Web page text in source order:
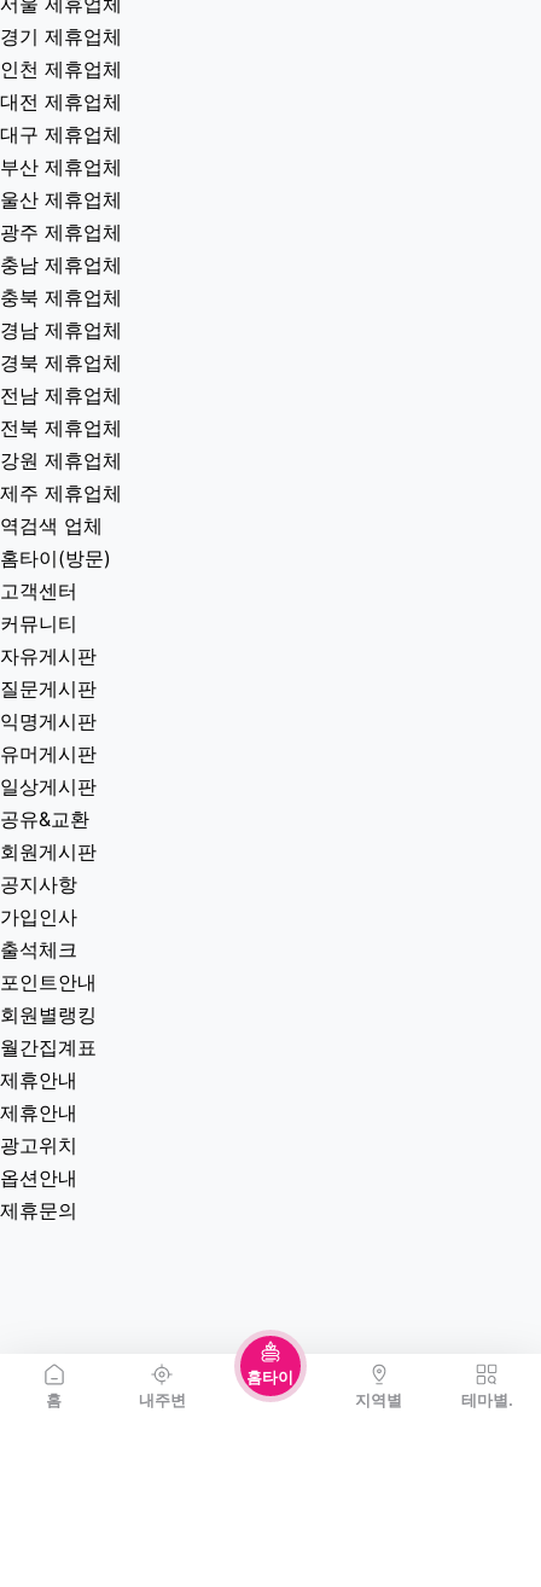
홈 내주변
홈타이
지역별
테마별.
경기 제휴업체
인천 제휴업체
대전 제휴업체
대구 제휴업체
부산 제휴업체
울산 제휴업체
광주 제휴업체
충남 제휴업체
충북 제휴업체
경남 제휴업체
경북 제휴업체
전남 제휴업체
전북 제휴업체
강원 제휴업체
제주 제휴업체
역검색 업체
홈타이(방문)
고객센터
커뮤니티
자유게시판
질문게시판
익명게시판
유머게시판
일상게시판
공유&교환
회원게시판
공지사항
가입인사
출석체크
포인트안내
회원별랭킹
월간집계표
제휴안내
제휴안내
광고위치
옵션안내
제휴문의